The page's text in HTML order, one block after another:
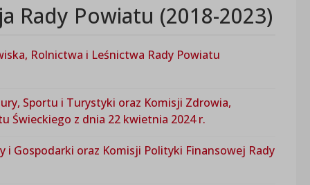
Rady Powiatu (2018-2023)
Rolnictwa i Leśnictwa Rady Powiatu
Sportu i Turystyki oraz Komisji Zdrowia,
Świeckiego z dnia 22 kwietnia 2024 r.
Gospodarki oraz Komisji Polityki Finansowej Rady